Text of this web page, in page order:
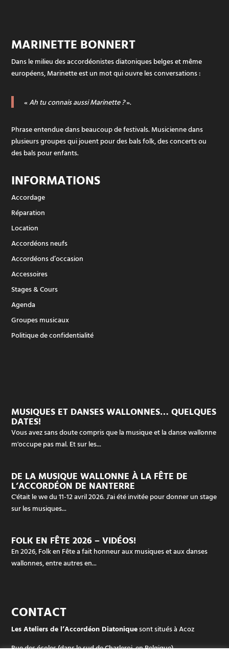
MARINETTE BONNERT
Dans le milieu des accordéonistes diatoniques belges et même
européens, Marinette est un mot qui ouvre les conversations :
«Ah tu connais aussi Marinette ?».
Phrase entendue dans beaucoup de festivals. Musicienne dans
plusieurs groupes qui jouent pour des bals folk, des concerts ou
des bals pour enfants.
INFORMATIONS
Accordage
Réparation
Location
Accordéons neufs
Accordéons d’occasion
Accessoires
Stages & Cours
Agenda
Groupes musicaux
Politique de confidentialité
MUSIQUES ET DANSES WALLONNES… QUELQUES
DATES!
Vous avez sans doute compris que la musique et la danse wallonne
m'occupe pas mal. Et sur les...
DE LA MUSIQUE WALLONNE À LA FÊTE DE
L’ACCORDÉON DE NANTERRE
C'était le we du 11-12 avril 2026. J'ai été invitée pour donner un stage
sur les musiques...
FOLK EN FÊTE 2026 – VIDÉOS!
En 2026, Folk en Fête a fait honneur aux musiques et aux danses
wallonnes, entre autres en...
CONTACT
Les Ateliers de l’Accordéon Diatoniquesont situés à Acoz
Rue des écoles (dans le sud de Charleroi, en Belgique)